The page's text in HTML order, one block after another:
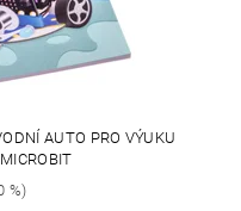
AUTO PRO VÝUKU
%)